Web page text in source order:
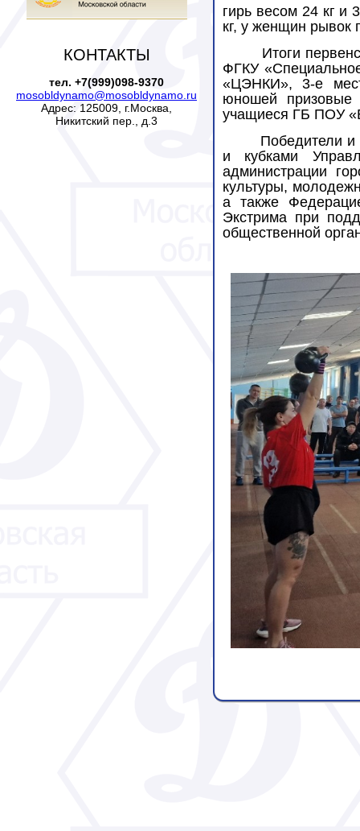
КОНТАКТЫ
тел. +7(999)098-9370
mosobldynamo@mosobldynamo.ru
Адрес: 125009, г.Москва,
Никитский пер., д.3
гирь весом 24 кг и
кг, у женщин рывок
Итоги
ФГКУ
«ЦЭНКИ», 3-е
юношей призовые
учащиеся ГБ ПОУ
Победители
и кубками
администрации
культуры,
а также
Экстрима при
общественной